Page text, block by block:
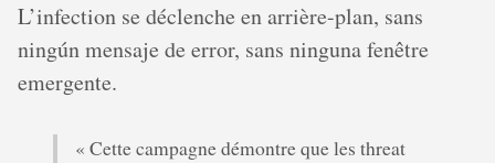
L’infection se déclenche en arrière-plan, sans
ningún mensaje de error, sans ninguna fenêtre
emergente.
« Cette campagne démontre que les threat